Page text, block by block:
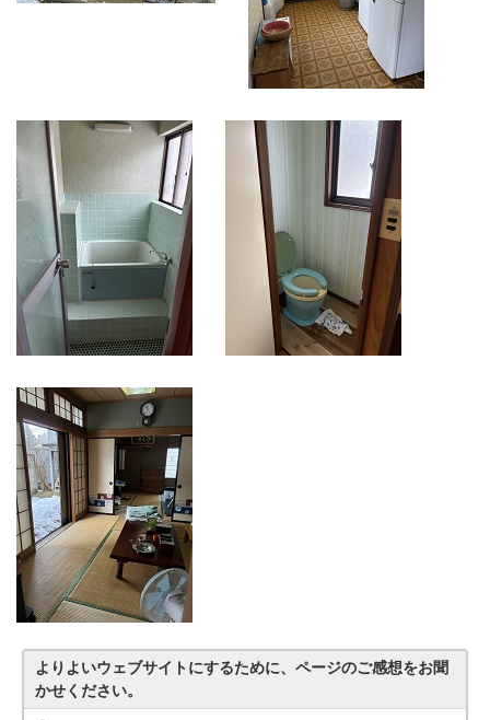
よりよいウェブサイトにするために、ページのご感想をお聞
かせください。